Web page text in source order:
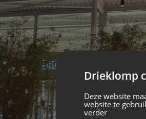
Drieklomp
Deze website
website te
verder